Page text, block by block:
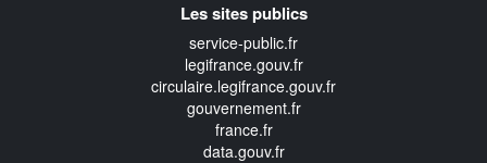
Les sites publics
service-public.fr
legifrance.gouv.fr
circulaire.legifrance.gouv.fr
gouvernement.fr
france.fr
data.gouv.fr